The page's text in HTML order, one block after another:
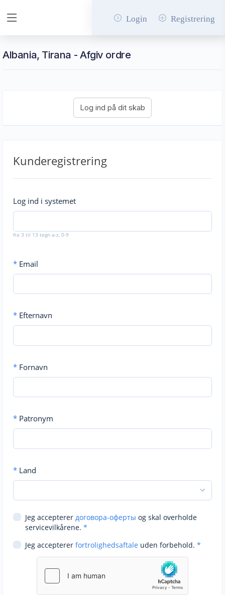
Login Registrering
Albania, Tirana - Afgiv ordre
Kunderegistrering
Log ind i systemet
fra 3 til 13 tegn a-z, 0-9
* Email
* Efternavn
* Fornavn
* Patronym
* Land
Jeg accepterer договора-оферты og skal overholde
servicevilkårene. *
Jeg accepterer fortrolighedsaftale uden forbehold. *